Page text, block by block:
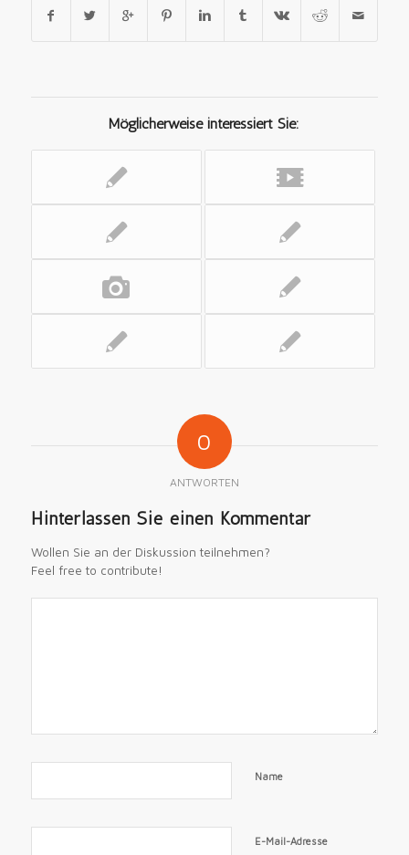
Möglicherweise interessiert Sie:
0
ANTWORTEN
Hinterlassen Sie einen Kommentar
Wollen Sie an der Diskussion teilnehmen?
Feel free to contribute!
Name
E-Mail-Adresse